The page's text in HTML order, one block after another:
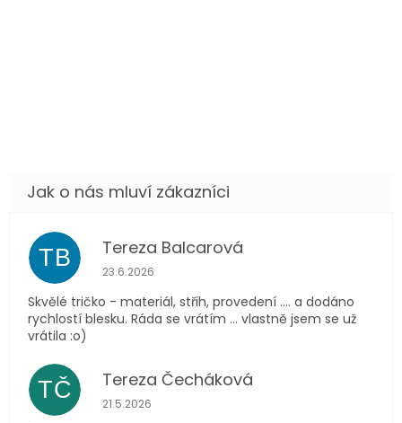
TB Tereza Balcarová
Hodnocení obchodu je 5 z 5 hvězdiček.
23.6.2026
Skvělé tričko - materiál, střih, provedení .... a dodáno
rychlostí blesku. Ráda se vrátím ... vlastně jsem se už
vrátila :o)
TČ Tereza Čecháková
Hodnocení obchodu je 5 z 5 hvězdiček.
21.5.2026